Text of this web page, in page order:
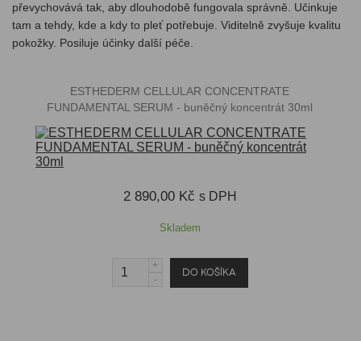
převychovává tak, aby dlouhodobě fungovala správně. Učinkuje
tam a tehdy, kde a kdy to pleť potřebuje. Viditelně zvyšuje kvalitu
pokožky. Posiluje účinky další péče.
​ESTHEDERM CELLULAR CONCENTRATE
FUNDAMENTAL SERUM - buněčný koncentrát 30ml
2 890,00 Kč s DPH
Skladem